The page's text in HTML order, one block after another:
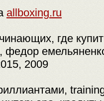
allboxing.ru
где
федор
2009